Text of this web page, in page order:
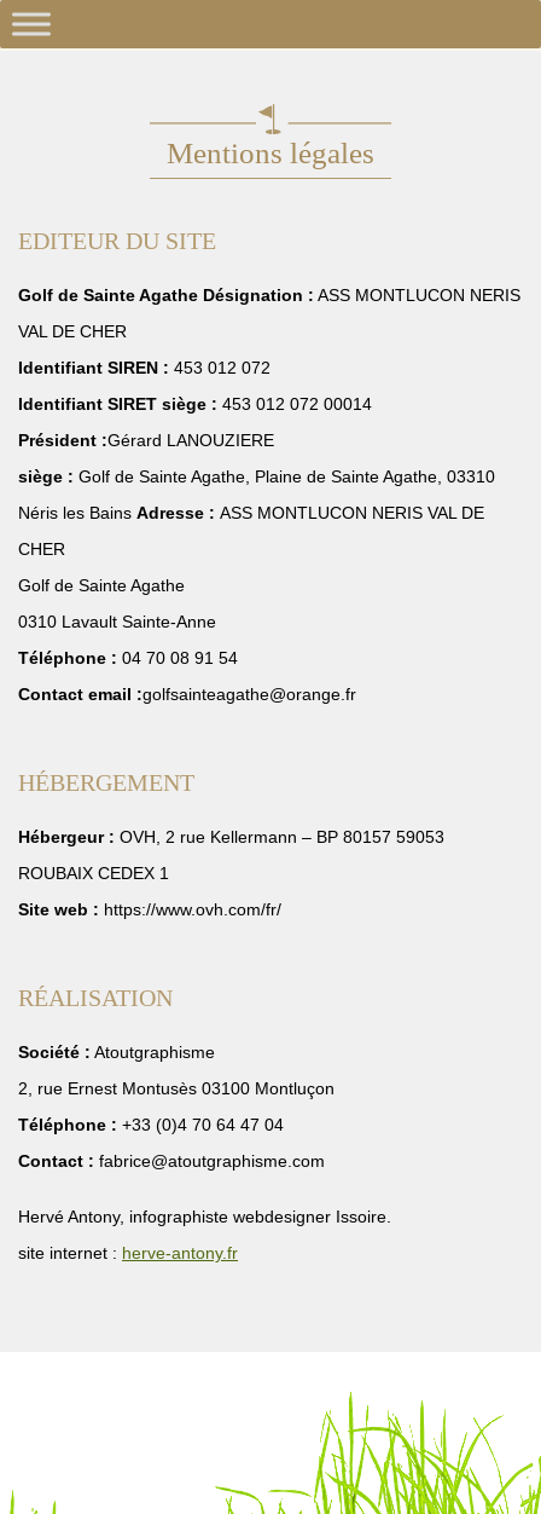
Mentions légales
EDITEUR DU SITE
Golf de Sainte Agathe Désignation : ASS MONTLUCON NERIS
VAL DE CHER
Identifiant SIREN : 453 012 072
Identifiant SIRET siège : 453 012 072 00014
Président :Gérard LANOUZIERE
siège : Golf de Sainte Agathe, Plaine de Sainte Agathe, 03310
Néris les Bains Adresse : ASS MONTLUCON NERIS VAL DE
CHER
Golf de Sainte Agathe
0310 Lavault Sainte-Anne
Téléphone : 04 70 08 91 54
Contact email :golfsainteagathe@orange.fr
HÉBERGEMENT
Hébergeur : OVH, 2 rue Kellermann – BP 80157 59053
ROUBAIX CEDEX 1
Site web : https://www.ovh.com/fr/
RÉALISATION
Société : Atoutgraphisme
2, rue Ernest Montusès 03100 Montluçon
Téléphone : +33 (0)4 70 64 47 04
Contact : fabrice@atoutgraphisme.com
Hervé Antony, infographiste webdesigner Issoire.
site internet : herve-antony.fr